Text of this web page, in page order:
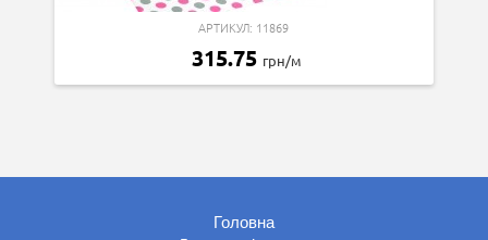
АРТИКУЛ: 11869
315.75 грн/м
Головна